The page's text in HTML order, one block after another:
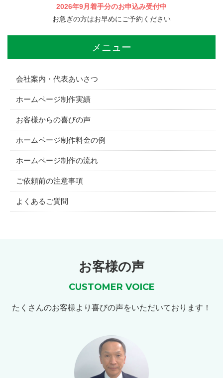
2026年9月着手分のお申込み受付中
お急ぎの方はお早めにご予約ください
メニュー
会社案内・代表あいさつ
ホームページ制作実績
お客様からの喜びの声
ホームページ制作料金の例
ホームページ制作の流れ
ご依頼前の注意事項
よくあるご質問
お客様の声
CUSTOMER VOICE
たくさんのお客様より喜びの声をいただいております！